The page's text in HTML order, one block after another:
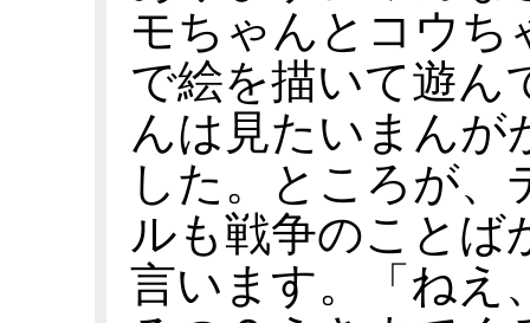
モちゃんとコウち
で絵を描いて遊ん
んは見たいまんが
した。ところが
ルも戦争のことば
言います。「ねえ